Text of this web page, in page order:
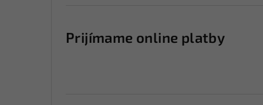
Prijímame online platby